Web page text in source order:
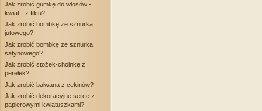
Jak zrobić gumkę do włosów -
kwiat - z filcu?
Jak zrobić bombkę ze sznurka
jutowego?
Jak zrobić bombkę ze sznurka
satynowego?
Jak zrobić stożek-choinkę z
perełek?
Jak zrobić bałwana z cekinów?
Jak zrobić dekoracyjne serce z
papierowymi kwiatuszkami?